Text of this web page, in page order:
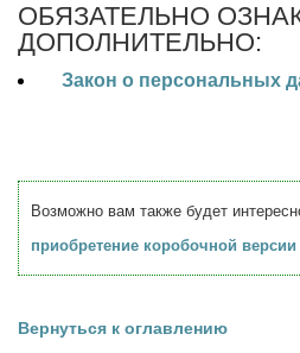
ОБЯЗАТЕЛЬНО
ДОПОЛНИТЕЛЬНО:
Закон о персональных
Возможно вам также будет
приобретение коробочной
Вернуться к оглавлению